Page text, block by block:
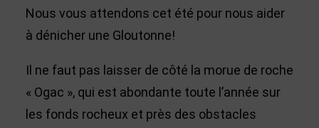
Nous vous attendons cet été pour nous aider
à dénicher une Gloutonne!
Il ne faut pas laisser de côté la morue de roche
« Ogac », qui est abondante toute l’année sur
les fonds rocheux et près des obstacles